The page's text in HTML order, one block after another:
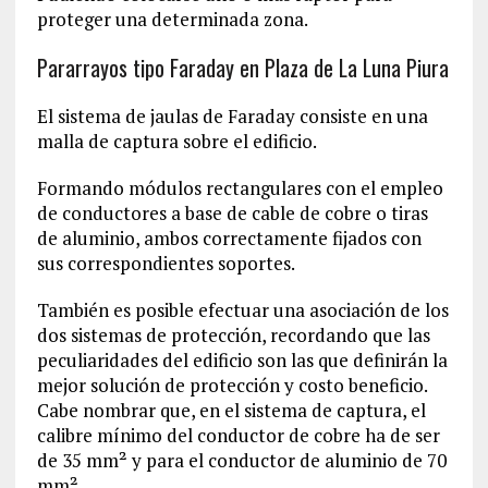
proteger una determinada zona.
Pararrayos tipo Faraday en Plaza de La Luna Piura
El sistema de jaulas de Faraday consiste en una
malla de captura sobre el edificio.
Formando módulos rectangulares con el empleo
de conductores a base de cable de cobre o tiras
de aluminio, ambos correctamente fijados con
sus correspondientes soportes.
También es posible efectuar una asociación de los
dos sistemas de protección, recordando que las
peculiaridades del edificio son las que definirán la
mejor solución de protección y costo beneficio.
Cabe nombrar que, en el sistema de captura, el
calibre mínimo del conductor de cobre ha de ser
de 35 mm² y para el conductor de aluminio de 70